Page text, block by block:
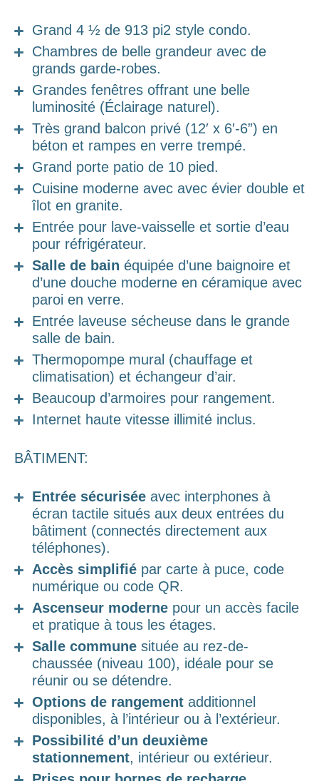
Grand 4 ½ de 913 pi2 style condo.
Chambres de belle grandeur avec de
grands garde-robes.
Grandes fenêtres offrant une belle
luminosité (Éclairage naturel).
Très grand balcon privé (12′ x 6′-6”) en
béton et rampes en verre trempé.
Grand porte patio de 10 pied.
Cuisine moderne avec avec évier double et
îlot en granite.
Entrée pour lave-vaisselle et sortie d’eau
pour réfrigérateur.
Salle de bain équipée d’une baignoire et
d’une douche moderne en céramique avec
paroi en verre.
Entrée laveuse sécheuse dans le grande
salle de bain.
Thermopompe mural (chauffage et
climatisation) et échangeur d’air.
Beaucoup d’armoires pour rangement.
Internet haute vitesse illimité inclus.
BÂTIMENT:
Entrée sécurisée avec interphones à
écran tactile situés aux deux entrées du
bâtiment (connectés directement aux
téléphones).
Accès simplifié par carte à puce, code
numérique ou code QR.
Ascenseur moderne pour un accès facile
et pratique à tous les étages.
Salle commune située au rez-de-
chaussée (niveau 100), idéale pour se
réunir ou se détendre.
Options de rangement additionnel
disponibles, à l’intérieur ou à l’extérieur.
Possibilité d’un deuxième
stationnement, intérieur ou extérieur.